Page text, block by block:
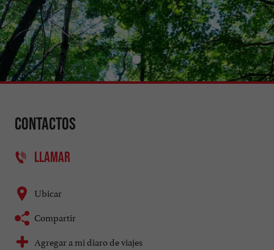
Contactos
LLAMAR
Ubicar
Compartir
Agregar a mi diaro de viajes